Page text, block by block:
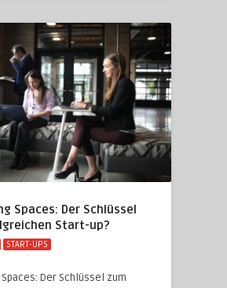
Spaces: Der Schlüssel
Start-up?
START-UPS
Der Schlüssel zum